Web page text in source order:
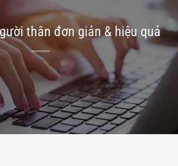
thân đơn giản & hiệu quả